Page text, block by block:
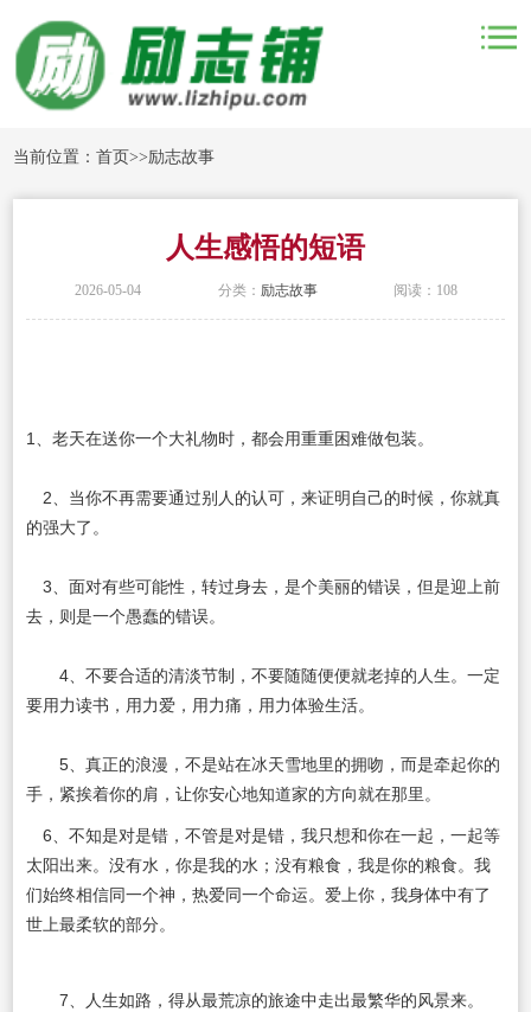
当前位置：首页>>励志故事
人生感悟的短语
2026-05-04 分类： 励志故事 阅读：108
1、老天在送你一个大礼物时，都会用重重困难做包装。
2、当你不再需要通过别人的认可，来证明自己的时候，你就真
的强大了。
3、面对有些可能性，转过身去，是个美丽的错误，但是迎上前
去，则是一个愚蠢的错误。
4、不要合适的清淡节制，不要随随便便就老掉的人生。一定
要用力读书，用力爱，用力痛，用力体验生活。
5、真正的浪漫，不是站在冰天雪地里的拥吻，而是牵起你的
手，紧挨着你的肩，让你安心地知道家的方向就在那里。
6、不知是对是错，不管是对是错，我只想和你在一起，一起等
太阳出来。没有水，你是我的水；没有粮食，我是你的粮食。我
们始终相信同一个神，热爱同一个命运。爱上你，我身体中有了
世上最柔软的部分。
7、人生如路，得从最荒凉的旅途中走出最繁华的风景来。